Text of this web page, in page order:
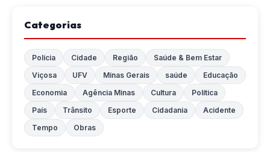
Categorias
Polícia Cidade Região
Saúde & Bem Estar
Viçosa
UFV Minas Gerais saúde
Educação
Economia
Agência Minas Cultura
Política
País
Trânsito Esporte Cidadania
Acidente
Tempo
Obras